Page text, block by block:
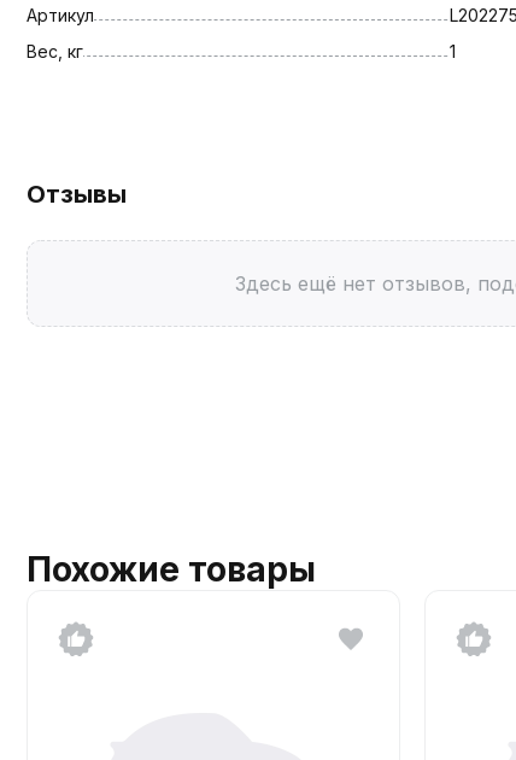
Артикул
Вес, кг
1
Отзывы
Здесь ещё нет отзывов,
Похожие товары